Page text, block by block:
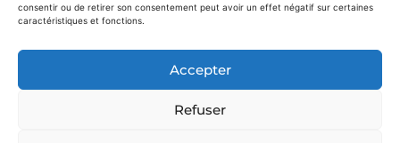
consentir ou de retirer son consentement peut avoir un effet négatif sur certaines
caractéristiques et fonctions.
Accepter
Refuser
Le Okean 55 White Edition est idéal pour des
groupes jusqu’à
yacht spacieux, lumineux et ouvert sur la mer. Il
est parfaitement adapté aux journées entre amis,
événements privés ou sorties premium sur la